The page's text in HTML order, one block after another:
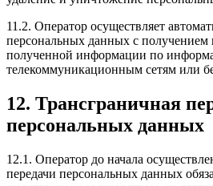
11.2. Оператор осуществляет
персональных данных с получением
полученной информации по
телекоммуникационным сетям или
12. Трансграничная
персональных данных
12.1. Оператор до начала
передачи персональных данных